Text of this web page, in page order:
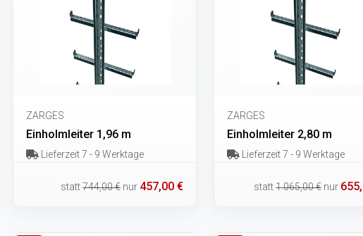
ZARGES
Einholmleiter 1,96 m
Lieferzeit 7 - 9 Werktage
statt744,00 € nur 457,00 €
ZARGES
Einholmleiter 2,80 m
Lieferzeit 7 - 9 Werktage
statt1.065,00 € nur